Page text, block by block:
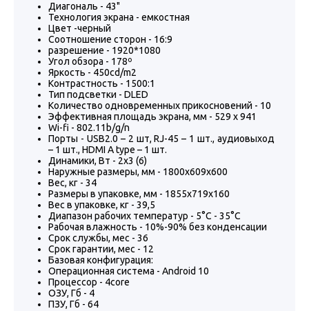
Диагональ - 43"
Технология экрана - емкостная
Цвет -черный
Соотношение сторон - 16:9
разрешение - 1920*1080
Угол обзора - 178º
Яркость - 450cd/m2
Контрастность - 1500:1
Тип подсветки - DLED
Количество одновременных прикосновений - 10
Эффективная площадь экрана, мм - 529 х 941
Wi-fi - 802.11b/g/n
Порты - USB2.0 – 2 шт, RJ-45 – 1 шт., аудиовыход
– 1 шт., HDMI A type – 1 шт.
Динамики, Вт - 2х3 (6)
Наружные размеры, мм - 1800х609х600
Вес, кг - 34
Размеры в упаковке, мм - 1855х719х160
Вес в упаковке, кг - 39,5
Диапазон рабочих температур - 5°С - 35°С
Рабочая влажность - 10%-90% без конденсации
Срок службы, мес - 36
Срок гарантии, мес - 12
Базовая конфигурация:
Операционная система - Android 10
Процессор - 4core
ОЗУ, Гб - 4
ПЗУ, Гб - 64